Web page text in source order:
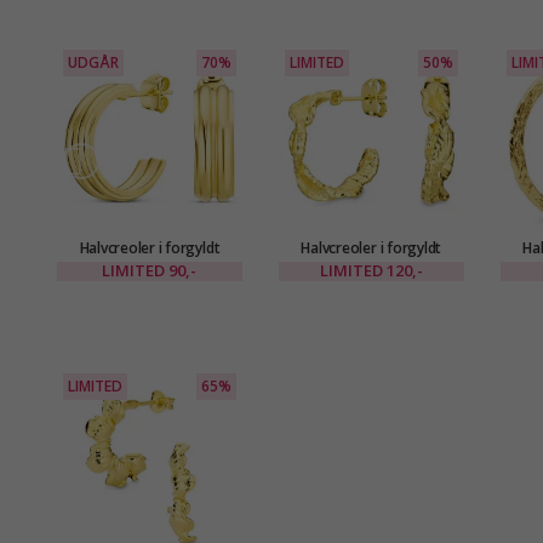
UDGÅR 70%
Halvcreoler i forgyldt
messing - Eliné
LIMITED 90,-
LIMITED 50%
Halvcreoler i forgyldt
messing - Eliné
LIMITED 120,-
LIMITED 65%